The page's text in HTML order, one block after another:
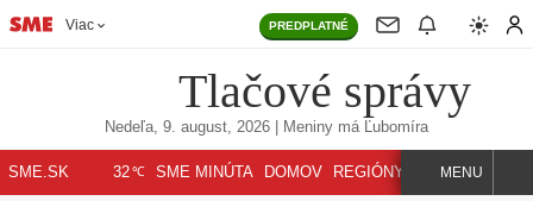
Viac PREDPLATNÉ
Tlačové správy
Nedeľa, 9. august, 2026 | Meniny má Ľubomíra
SME.SK 32℃ SME MINÚTA DOMOV REGIÓNY INDEX SVET
MENU